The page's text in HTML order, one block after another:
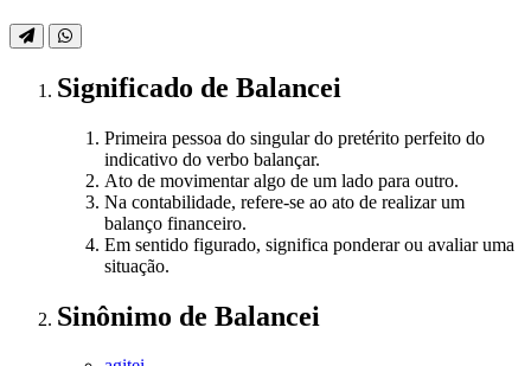
Significado de Balancei
Primeira pessoa do singular do pretérito perfeito do
indicativo do verbo balançar.
Ato de movimentar algo de um lado para outro.
Na contabilidade, refere-se ao ato de realizar um
balanço financeiro.
Em sentido figurado, significa ponderar ou avaliar uma
situação.
Sinônimo de Balancei